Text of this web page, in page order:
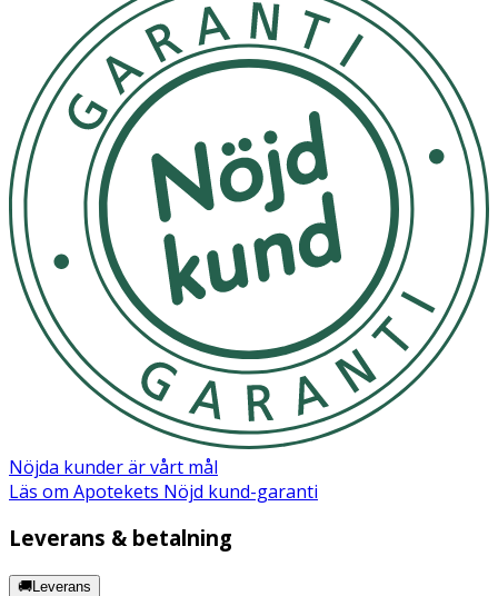
Aqua, Glycerin, Cocamidopropyl Betaine, Decyl Glucoside,
Sodium Laureth Sulfate, Citric Acid, Avena Sativa Kernel
(Oat) Extract, Avena Sativa Kernel (Oat) Flour, Glycol
Distearate, Guar Hydroxypropyltrimonium Chloride,
Coconut Acid, Sodium Lauroamphoacetate, Acrylates
Copolymer, Sodium Chloride, Disodium EDTA, Sodium
Hydroxide, Sodium Glycolate, Sodium Benzoate,
Potassium Sorbate, Parfum. [PR-017454].
Nöjda kunder är vårt mål
Läs om Apotekets Nöjd kund-garanti
Leverans & betalning
🚚Leverans